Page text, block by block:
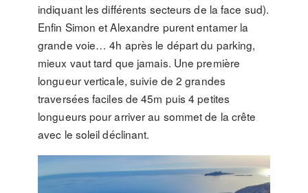
indiquant les différents secteurs de la face sud).
Enfin Simon et Alexandre purent entamer la
grande voie… 4h après le départ du parking,
mieux vaut tard que jamais. Une première
longueur verticale, suivie de 2 grandes
traversées faciles de 45m puis 4 petites
longueurs pour arriver au sommet de la crête
avec le soleil déclinant.